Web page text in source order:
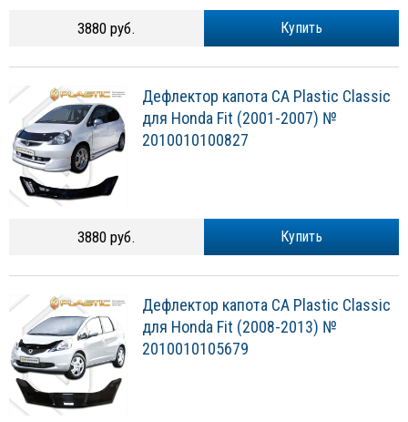
Купить
3880 руб.
Дефлектор капота CA Plastic Classic
для Honda Fit (2001-2007) №
2010010100827
Купить
3880 руб.
Дефлектор капота CA Plastic Classic
для Honda Fit (2008-2013) №
2010010105679